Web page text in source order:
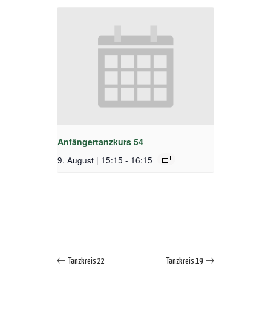
Anfängertanzkurs 54
9. August | 15:15 - 16:15
Tanzkreis 22 Tanzkreis 19